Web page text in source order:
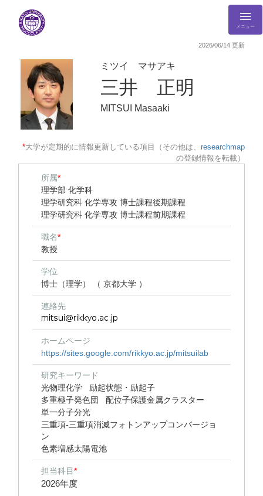
メニュー
2026/06/14 更新
ミツイ マサアキ
三井 正明
MITSUI Masaaki
*大学が定期的に情報更新している項目（その他は、 researchmap
の登録情報を転載）
所属*
理学部 化学科
理学研究科 化学専攻 博士課程後期課程
理学研究科 化学専攻 博士課程前期課程
職名*
教授
学位
博士（理学） （ 京都大学 ）
連絡先
ホームページ
https://sites.google.com/rikkyo.ac.jp/mitsuilab
研究キーワード
光物理化学
励起状態・励起子
多重極子発色団
配位子保護金属クラスター
単一分子分光
三重項-三重項消滅フォトンアップコンバージョ
ン
色素増感太陽電池
担当科目*
2026年度